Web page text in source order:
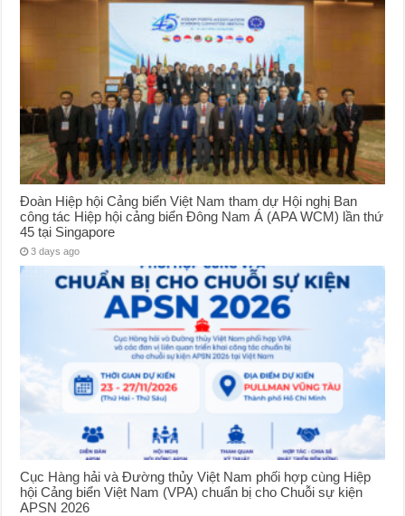
Đoàn Hiệp hội Cảng biển Việt Nam tham dự Hội nghị Ban
công tác Hiệp hội cảng biển Đông Nam Á (APA WCM) lần thứ
45 tại Singapore
3 days ago
Cục Hàng hải và Đường thủy Việt Nam phối hợp cùng Hiệp
hội Cảng biển Việt Nam (VPA) chuẩn bị cho Chuỗi sự kiện
APSN 2026